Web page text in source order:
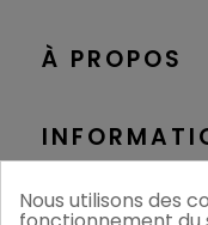
À PROPOS
NOS
Nous utilisons des